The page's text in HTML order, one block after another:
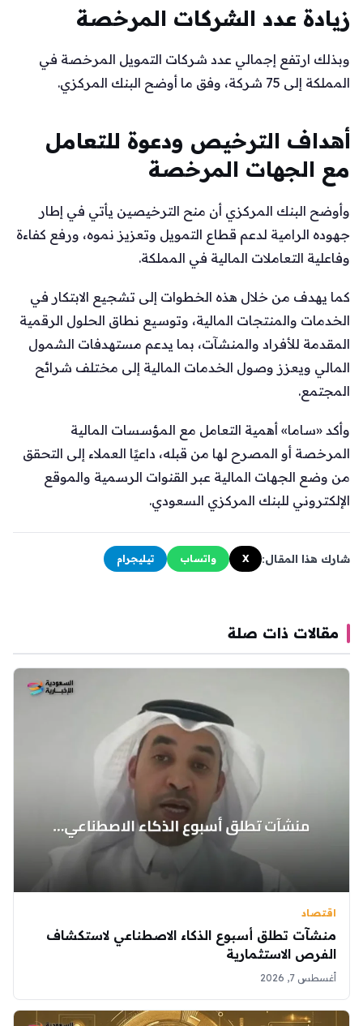
زيادة عدد الشركات المرخصة
وبذلك ارتفع إجمالي عدد شركات التمويل المرخصة في
المملكة إلى 75 شركة، وفق ما أوضح البنك المركزي.
أهداف الترخيص ودعوة للتعامل
مع الجهات المرخصة
وأوضح البنك المركزي أن منح الترخيصين يأتي في إطار
جهوده الرامية لدعم قطاع التمويل وتعزيز نموه، ورفع كفاءة
وفاعلية التعاملات المالية في المملكة.
كما يهدف من خلال هذه الخطوات إلى تشجيع الابتكار في
الخدمات والمنتجات المالية، وتوسيع نطاق الحلول الرقمية
المقدمة للأفراد والمنشآت، بما يدعم مستهدفات الشمول
المالي ويعزز وصول الخدمات المالية إلى مختلف شرائح
المجتمع.
وأكد «ساما» أهمية التعامل مع المؤسسات المالية
المرخصة أو المصرح لها من قبله، داعيًا العملاء إلى التحقق
من وضع الجهات المالية عبر القنوات الرسمية والموقع
الإلكتروني للبنك المركزي السعودي.
شارك هذا المقال: X واتساب تيليجرام
مقالات ذات صلة
اقتصاد
منشآت تطلق أسبوع الذكاء الاصطناعي لاستكشاف
الفرص الاستثمارية
أغسطس 7, 2026